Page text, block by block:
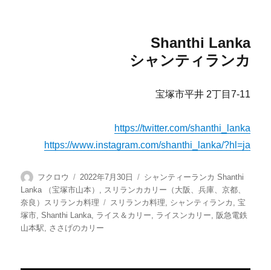
Shanthi Lanka
シャンティランカ
宝塚市平井 2丁目7-11
https://twitter.com/shanthi_lanka
https://www.instagram.com/shanthi_lanka/?hl=ja
投
稿
者
フクロウ
投
稿
日:
2022年7月30日
カ
テ
ゴ
リ
シャンティーランカ Shanthi
Lanka （宝塚市山本）
スリランカカリー（大阪、兵庫、京都、
奈良）スリランカ料理
タ
グ
スリランカ料理 シャンティランカ ,宝
塚市 ,Shanthi Lanka ライス＆カリー ライスンカリー ,阪急電鉄
山本駅
ささげのカリー